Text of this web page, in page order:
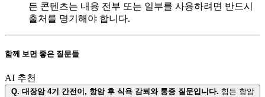
든 콘텐츠는 내용 전부 또는 일부를 사용하려면 반드시
출처를 명기해야 합니다.
함께 보면 좋은 질문들
AI 추천
Q. 대장암 4기 간전이, 항암 후 식욕 감퇴와 통증 질문입니다. 힘든 항암